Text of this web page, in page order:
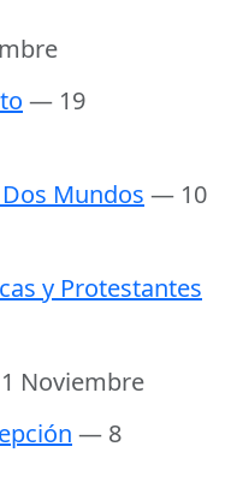
— 19
Mundos — 10
y Protestantes
Noviembre
— 8